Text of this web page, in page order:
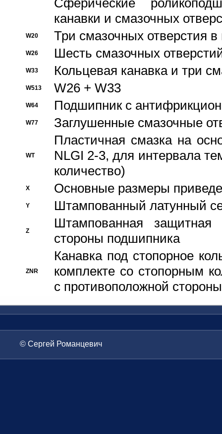
Сферические
канавки и смазочных
W20 Три смазочных отверстия
W26 Шесть смазочных
W33 Кольцевая канавка и три
W513 W26 + W33
W64 Подшипник с
W77 Заглушенные смазочные
WT
Пластичная смазка на
NLGI 2-3, для интервала
количество)
X Основные размеры
Y Штампованный латунный
Z
Штампованная
стороны подшипника
ZNR
Канавка под стопорное
комплекте со стопорным
с противоположной стороны
© Сергей Романцевич